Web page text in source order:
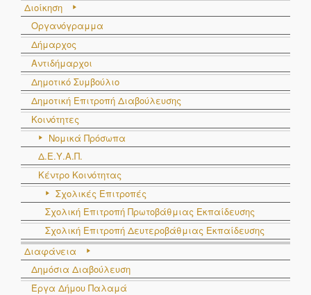
Διοίκηση
Οργανόγραμμα
Δήμαρχος
Αντιδήμαρχοι
Δημοτικό Συμβούλιο
Δημοτική Επιτροπή Διαβούλευσης
Κοινότητες
Νομικά Πρόσωπα
Δ.Ε.Υ.Α.Π.
Κέντρο Κοινότητας
Σχολικές Επιτροπές
Σχολική Επιτροπή Πρωτοβάθμιας Εκπαίδευσης
Σχολική Επιτροπή Δευτεροβάθμιας Εκπαίδευσης
Διαφάνεια
Δημόσια Διαβούλευση
Έργα Δήμου Παλαμά